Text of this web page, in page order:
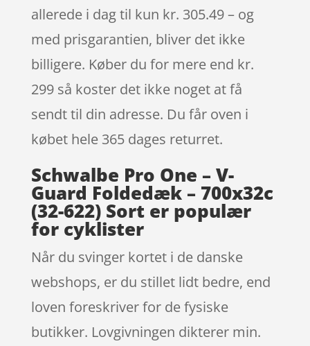
allerede i dag til kun kr. 305.49 – og
med prisgarantien, bliver det ikke
billigere. Køber du for mere end kr.
299 så koster det ikke noget at få
sendt til din adresse. Du får oven i
købet hele 365 dages returret.
Schwalbe Pro One – V-
Guard Foldedæk – 700x32c
(32-622) Sort er populær
for cyklister
Når du svinger kortet i de danske
webshops, er du stillet lidt bedre, end
loven foreskriver for de fysiske
butikker. Lovgivningen dikterer min.